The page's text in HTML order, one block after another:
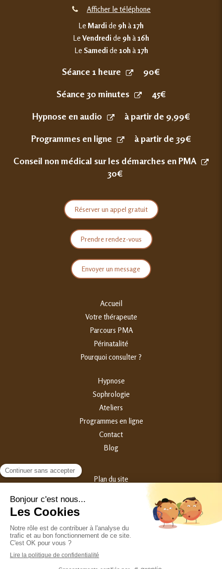
Afficher le téléphone
Le Mardi de 9h à17h
Le Vendredi de 9h à16h
Le Samedi de 10h à17h
Séance 1 heure 90€
Séance 30 minutes 45€
Hypnose en audio à partir de 9,99€
Programmes en ligne à partir de 39€
Conseil non médical sur les démarches en PMA
30€
Réserver un appel gratuit
Prendre rendez-vous
Envoyer un message
Accueil
Votre thérapeute
Parcours PMA
Périnatalité
Pourquoi consulter ?
Hypnose
Sophrologie
Ateliers
Programmes en ligne
Contact
Blog
Plan du site
©2023 Samantha Broggini - Hypnothérapeute Périnatalité